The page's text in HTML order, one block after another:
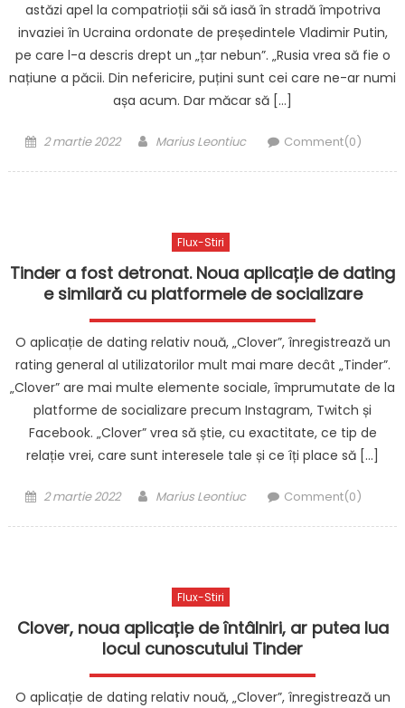
astăzi apel la compatrioții săi să iasă în stradă împotriva
invaziei în Ucraina ordonate de președintele Vladimir Putin,
pe care l-a descris drept un „țar nebun”. „Rusia vrea să fie o
națiune a păcii. Din nefericire, puțini sunt cei care ne-ar numi
așa acum. Dar măcar să […]
Posted
2 martie 2022 Author
Marius Leontiuc Comment(0)
Flux-Stiri
Tinder a fost detronat. Noua aplicație de dating
e similară cu platformele de socializare
O aplicație de dating relativ nouă, „Clover”, înregistrează un
rating general al utilizatorilor mult mai mare decât „Tinder”.
„Clover” are mai multe elemente sociale, împrumutate de la
platforme de socializare precum Instagram, Twitch și
Facebook. „Clover” vrea să știe, cu exactitate, ce tip de
relație vrei, care sunt interesele tale și ce îți place să […]
Posted
2 martie 2022 Author
Marius Leontiuc Comment(0)
Flux-Stiri
Clover, noua aplicație de întâlniri, ar putea lua
locul cunoscutului Tinder
O aplicație de dating relativ nouă, „Clover”, înregistrează un